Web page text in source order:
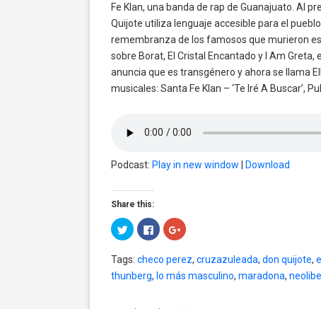
Fe Klan, una banda de rap de Guanajuato. Al
Quijote utiliza lenguaje accesible para el
remembranza de los famosos que murieron
sobre Borat, El Cristal Encantado y I Am
anuncia que es transgénero y ahora se llama
musicales: Santa Fe Klan – ‘Te Iré A Buscar’,
Podcast: Play in new window Download
Share this:
Click
to
share
Twitter
(Opens
in
Click
to
share
Facebook
(Opens
in
Click
to
Google+
in
Tags: checo perez, cruzazuleada, don quijote,
thunberg, lo más masculino, maradona,